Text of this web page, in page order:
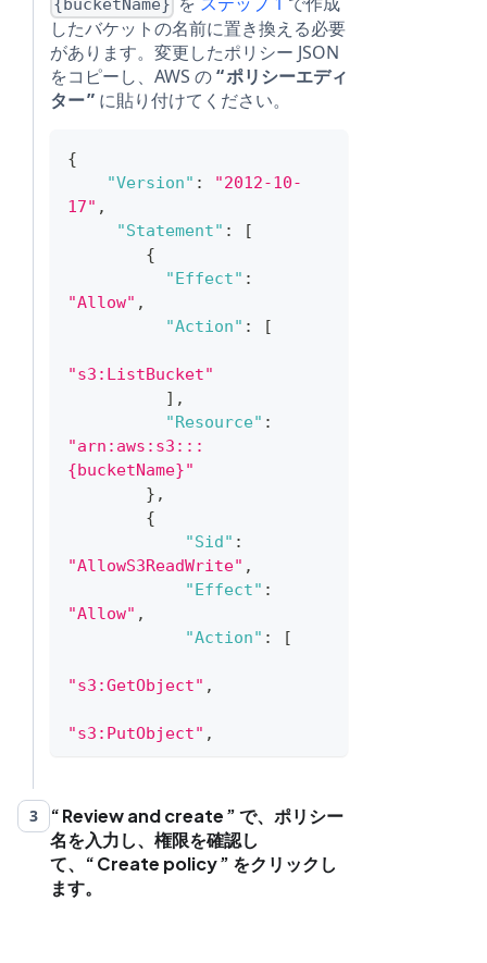
{bucketName}
したバケットの名前に置き換える必要
があります。変更したポリシー JSON
をコピーし、AWS の ポリシーエディ
ター
に貼り付けてください。
{
"Version" :
"2012-10-
17" ,
"Statement" :
[
{
"Effect" :
"Allow" ,
"Action" : [
"s3:ListBucket"
] ,
"Resource" :
"arn:aws:s3:::
{bucketName}"
} ,
{
"Sid" :
"AllowS3ReadWrite" ,
"Effect" :
"Allow" ,
"Action" : [
"s3:GetObject" ,
"s3:PutObject" ,
"Resource": [
"arn:aws:s3:::
{bucketName}/*"
3 Review and create
で、ポリシー
名を入力し、権限を確認し
て、
Create policy
をクリックし
ます。